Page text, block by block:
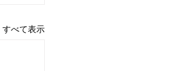
すべて表示